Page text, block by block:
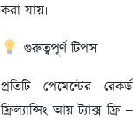
করা যায়।
গুরুত্বপূর্ণ টিপস
প্রতিটি পেমেন্টের
ফ্রিল্যান্সিং আয় ট্যাক্স